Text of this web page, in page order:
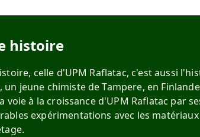
histoire
celle d'UPM Raflatac, c'est aussi
un jeune chimiste de Tampere, en
voie à la croissance d'UPM Raflatac par
expérimentations avec les matériaux